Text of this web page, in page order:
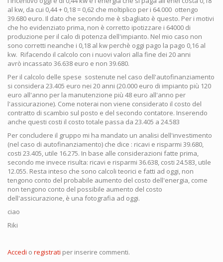
al kw, da cui 0,44 + 0,18 = 0,62 che moltiplico per i 64.000 ottengo
39.680 euro. Il dato che secondo me è sbagliato è questo. Per i motivi
che ho evidenziato prima, non è corretto ipotizzare i 64000 di
produzione per il calo di potenza dell'impianto. Nel mio caso non
sono corretti neanche i 0,18 al kw perchè oggi pago la pago 0,16 al
kw. Rifacendo il calcolo con i nuovi valori alla fine dei 20 anni
avrò incassato 36.638 euro e non 39.680.
Per il calcolo delle spese sostenute nel caso dell'autofinanziamento
si considera 23.405 euro nei 20 anni (20.000 euro di impianto più 120
euro all'anno per la manutenzione più 48 euro all'anno per
l'assicurazione). Come noterai non viene considerato il costo del
contratto di scambio sul posto e del secondo contatore. Inserendo
anche questi costi il costo totale passa da 23.405 a 24.583
Per concludere il gruppo mi ha mandato un analisi dell'investimento
(nel caso di autofinanziamento) che dice : ricavi e risparmi 39.680,
costi 23.405, utile 16.275. In base alle considerazioni fatte prima,
secondo me invece risulta: ricavi e risparmi 36.638, costi 24.583, utile
12.055. Resta inteso che sono calcoli teorici e fatti ad oggi, non
tengono conto del probabile aumento del costo dell'energia, come
non tengono conto del possibile aumento del costo
dell'assicurazione, è una fotografia ad oggi.
ciao
Riki
Accedi o registrati per inserire commenti.